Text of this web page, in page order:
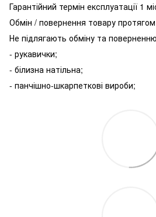
Гарантійний термін експлуатації 1
Обмін / повернення товару протягом
Не підлягають обміну та
- рукавички;
- білизна натільна;
- панчішно-шкарпеткові вироби;